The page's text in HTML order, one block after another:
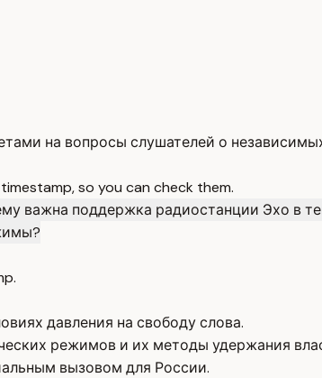
на вопросы слушателей о
so you can check them.
важна поддержка радиостанции Эхо в
давления на свободу слова.
режимов и их методы удержания
вызовом для России.